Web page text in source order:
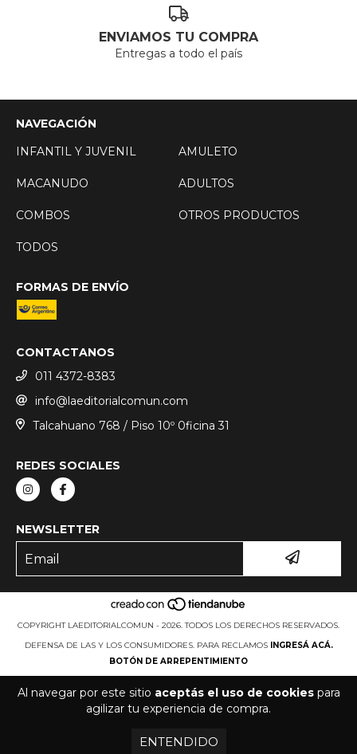
Al navegar por este sitio aceptás el uso de cookiespara
agilizar tu experiencia de compra.
ENTENDIDO
ENVIAMOS TU COMPRA
Entregas a todo el país
NAVEGACIÓN
INFANTIL Y JUVENIL
AMULETO
MACANUDO ADULTOS
COMBOS OTROS PRODUCTOS
TODOS
FORMAS DE ENVÍO
CONTACTANOS
011 4372-8383
info@laeditorialcomun.com
Talcahuano 768 / Piso 10º 0ficina 31
REDES SOCIALES
NEWSLETTER
COPYRIGHT LAEDITORIALCOMUN - 2026. TODOS LOS DERECHOS RESERVADOS.
DEFENSA DE LAS Y LOS CONSUMIDORES. PARA RECLAMOS INGRESÁ ACÁ.
BOTÓN DE ARREPENTIMIENTO